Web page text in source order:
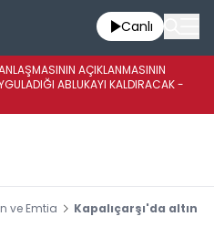
Canlı
AÇIKLANMASININ
ABLUKAYI KALDIRACAK -
ve Emtia
Kapalıçarşı'da altın